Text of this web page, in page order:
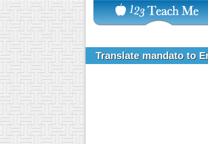
Translate mandato to